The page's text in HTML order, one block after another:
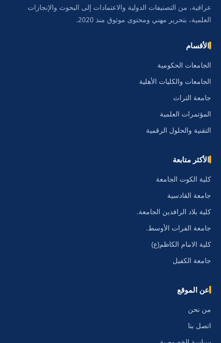
عراقية، من التصنيفات الدولية والاعتمادات إلى البحوث والإنجازات
العلمية، بتحرير مهني ومحتوى موثوق منذ 2020.
الأقسام
الجامعات الحكومية
الجامعات والكليات الأهلية
جامعة التراث
المؤتمرات العلمية
التقنية والحلول الرقمية
الأكثر متابعة
كلية الكوت الجامعة
جامعة القادسية
كلية بلاد الرافدين الجامعة.
جامعة الفرات الأوسط.
كلية الامام الكاظم(ع)
جامعة الكفيل
عن الموقع
من نحن
اتصل بنا